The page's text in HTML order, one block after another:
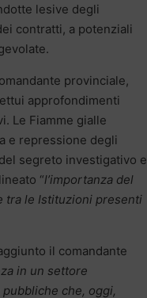
lesive degli
contratti, a potenziali
provinciale,
approfondimenti
Le Fiamme gialle
e repressione degli
segreto investigativo e
“l’importanza del
tra le Istituzioni presenti
il comandante
in un settore
che, oggi,